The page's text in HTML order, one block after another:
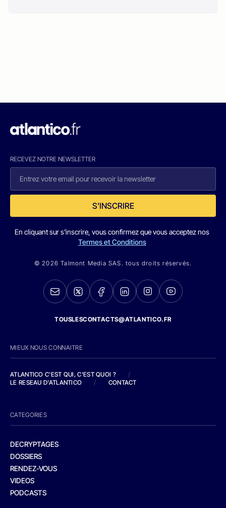
RECEVEZ NOTRE NEWSLETTER
S'INSCRIRE
En cliquant sur s'inscrire, vous confirmez que vous acceptez nos
Termes et Conditions
© 2026 Talmont Media SAS. tous droits réservés.
TOUSLESCONTACTS@ATLANTICO.FR
MIEUX NOUS CONNAITRE
ATLANTICO C'EST QUI, C'EST QUOI ?
/
LE RESEAU D'ATLANTICO
/ CONTACT
CATEGORIES
DECRYPTAGES
DOSSIERS
RENDEZ-VOUS
VIDEOS
PODCASTS